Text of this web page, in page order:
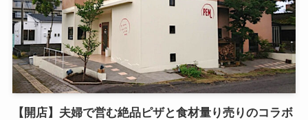
【開店】夫婦で営む絶品ピザと食材量り売りのコラボ